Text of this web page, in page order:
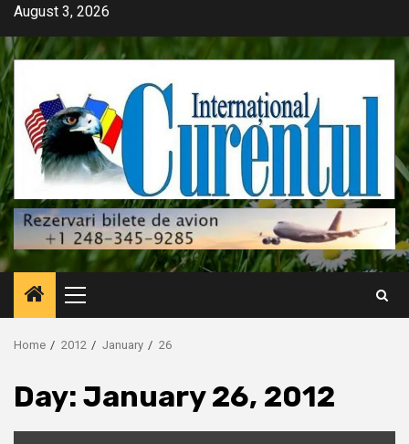
Skip
content
August 3, 2026
Primary
Menu
Home 2012 January 26
Day: January 26, 2012